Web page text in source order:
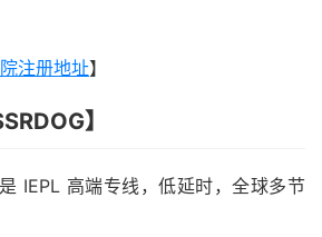
注册地址】
】
IEPL 高端专线，低延时，全球多节